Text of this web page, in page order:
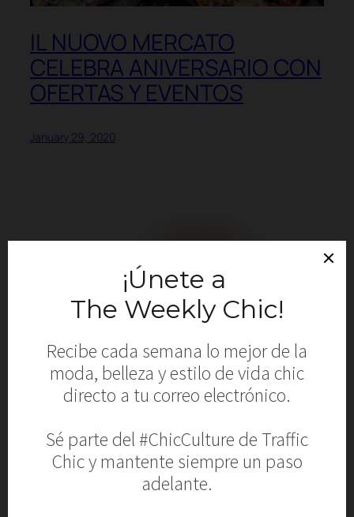
IL NUOVO MERCATO
CELEBRA ANIVERSARIO CON
OFERTAS Y EVENTOS
January 29, 2020
SUPERMERCADOS ECONO